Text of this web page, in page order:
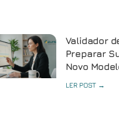
Validador
Preparar
Novo
LER POST →